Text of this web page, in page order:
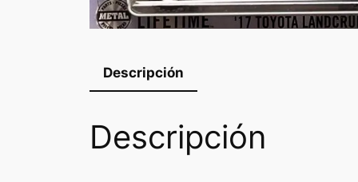
Descripción
Descripción